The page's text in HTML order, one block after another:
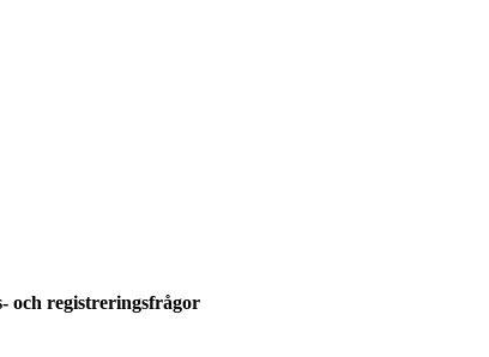
och registreringsfrågor